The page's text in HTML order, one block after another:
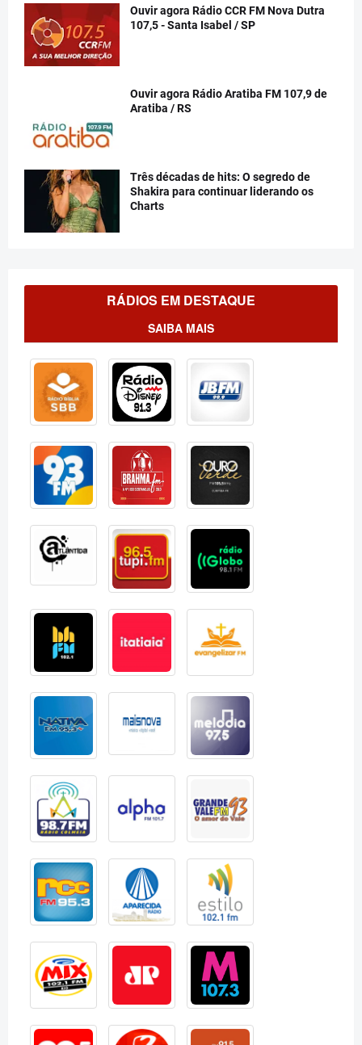
Ouvir agora Rádio CCR FM Nova Dutra
107,5 - Santa Isabel / SP
Ouvir agora Rádio Aratiba FM 107,9 de
Aratiba / RS
Três décadas de hits: O segredo de
Shakira para continuar liderando os
Charts
RÁDIOS EM DESTAQUE
SAIBA MAIS